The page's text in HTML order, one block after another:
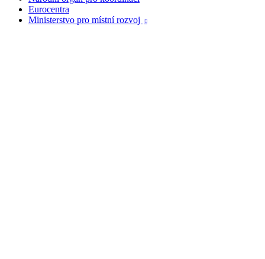
Eurocentra
Ministerstvo pro místní rozvoj
